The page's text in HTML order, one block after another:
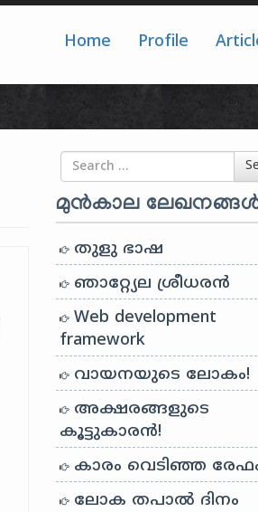
Home Profile
Search for
മുൻകാല
തുളു ഭാഷ
ഞാറ്റ്യേല ശ്രീധരൻ
Web development
framework
വായനയുടെ ലോകം!
അക്ഷരങ്ങളുടെ
കൂട്ടുകാരൻ!
കാരം വെടിഞ്ഞ
ലോക തപാൽ ദിനം